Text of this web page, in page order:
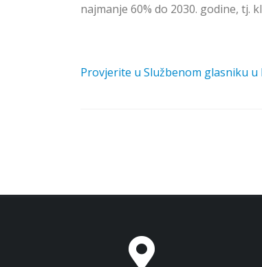
najmanje 60% do 2030. godine, tj.
Provjerite u Službenom glasniku u